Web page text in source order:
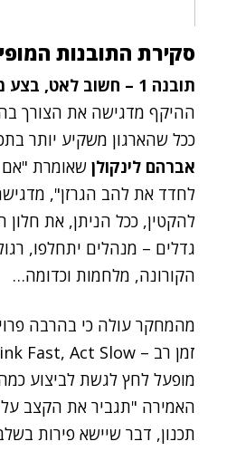
סקירת התובנות
תובנה 1 – חשוב לאט, בצע מהר (Think Slow, Act Fast)
ההיקף מדגישה את הצורך
ככל שהארגון משקיע יותר
אברהם לינקולן שאומרת
לחדד את להב הגרזן",
להקטין, ככל הניתן, את חלון
גדלים – מנהלים יתחלפו,
הקורונה, מלחמות וכדומה…
מהמחקר עולה כי בהרבה
מופעל לחץ לגשת לביצוע
האמירה "תגביר את הקצב
תכנון, דבר שיישא פירות